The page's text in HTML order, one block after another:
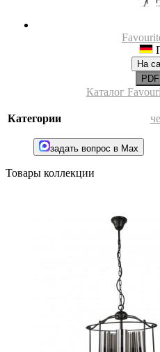
На
Каталог
Категории
задать вопрос в Max
Товары коллекции